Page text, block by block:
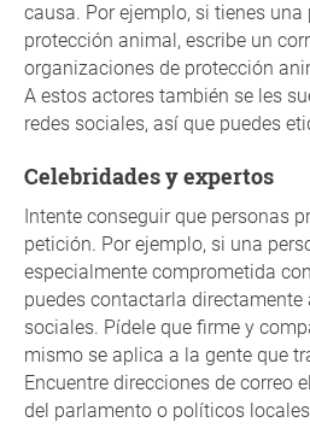
causa. Por ejemplo, si tienes
protección animal, escribe un
organizaciones de protección
A estos actores también se les
redes sociales, así que puedes
Celebridades y expertos
Intente conseguir que personas
petición. Por ejemplo, si una
especialmente comprometida
puedes contactarla directamente
sociales. Pídele que firme y
mismo se aplica a la gente que
Encuentre direcciones de correo
del parlamento o políticos